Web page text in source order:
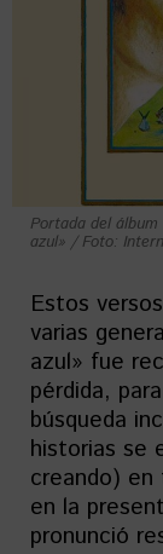
Portada del
azul» / Foto:
Estos
varias
azul» fue
pérdida,
búsqueda
historias se
creando)
en la
pronunció